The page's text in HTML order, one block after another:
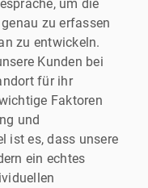
um die
zu erfassen
zu entwickeln.
Kunden bei
für ihr
Faktoren
und
ist es, dass unsere
ein echtes